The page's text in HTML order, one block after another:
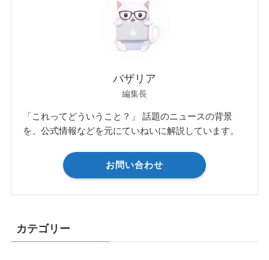
バザリア
編集長
「これってどういうこと？」 話題のニュースの背景
を、公式情報などを元にていねいに解説しています。
お問い合わせ
カテゴリー